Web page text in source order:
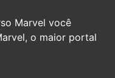
Marvel você
o maior portal